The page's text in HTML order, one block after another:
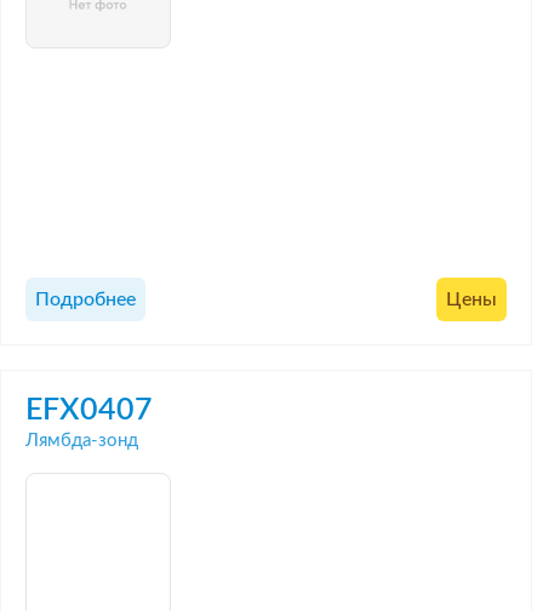
Подробнее Цены
EFX0407
Лямбда-зонд